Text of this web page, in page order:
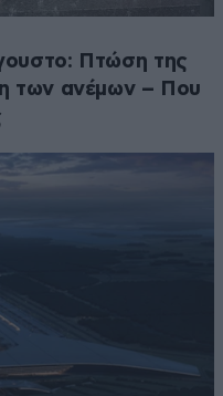
Πτώση της
των ανέμων – Που